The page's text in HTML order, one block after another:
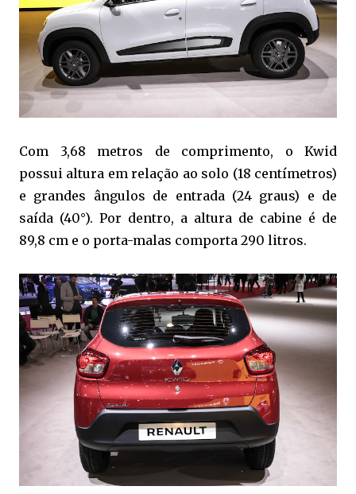
Com 3,68 metros de comprimento, o Kwid
possui altura em relação ao solo (18 centímetros)
e grandes ângulos de entrada (24 graus) e de
saída (40°). Por dentro, a altura de cabine é de
89,8 cm e o porta-malas comporta 290 litros.